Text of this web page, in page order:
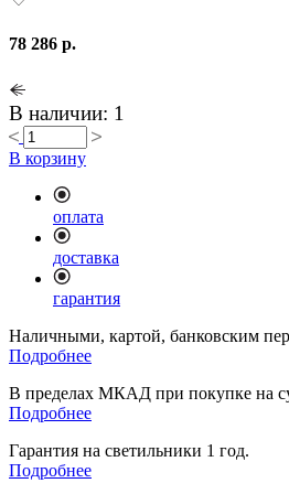
78 286 р.
В наличии: 1
В корзину
оплата
доставка
гарантия
Наличными, картой, банковским
Подробнее
В пределах МКАД при покупке на
Подробнее
Гарантия на светильники 1 год.
Подробнее